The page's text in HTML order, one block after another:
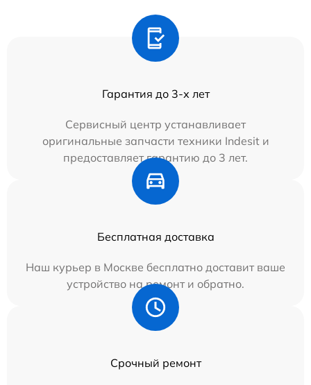
Гарантия до 3-х лет
Сервисный центр устанавливает
оригинальные запчасти техники Indesit и
предоставляет гарантию до 3 лет.
Бесплатная доставка
Наш курьер в Москве бесплатно доставит ваше
устройство на ремонт и обратно.
Срочный ремонт